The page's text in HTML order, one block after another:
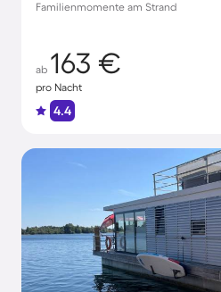
Familienmomente am Strand
ab 163 €
pro Nacht
4.4